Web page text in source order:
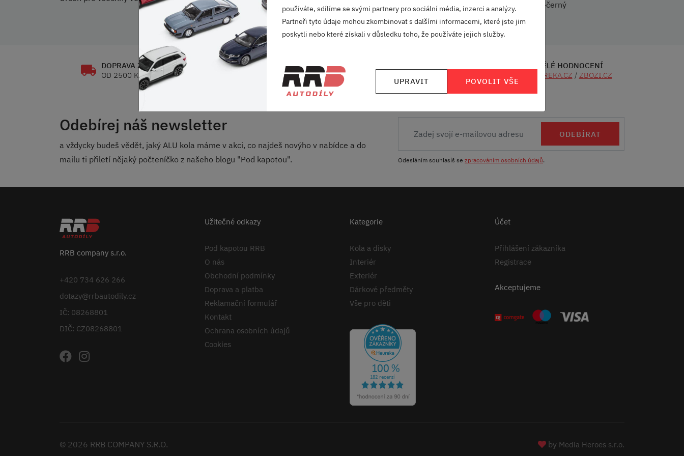
Barva: Stříbrno-černý
DOPRAVA ZDARMA
OD 2500 KČ
VELKÝ VÝBĚR
ZNAČEK
SKVĚLÉ HODNOCENÍ
HEUREKA.CZ / ZBOZI.CZ
Odebírej náš newsletter
a vždycky budeš vědět, jaký ALU kola máme v akci, co najdeš novýho v nabídce a do
mailu ti přiletí nějaký počteníčko z našeho blogu "Pod kapotou".
ODEBÍRAT
Odesláním souhlasíš se zpracováním osobních údajů.
RRB company s.r.o.
+420 734 626 266
dotazy@rrbautodily.cz
IČ: 08268801
DIČ: CZ08268801
Užitečné odkazy
Pod kapotou RRB
O nás
Obchodní podmínky
Doprava a platba
Reklamační formulář
Kontakt
Ochrana osobních údajů
Cookies
Kategorie
Kola a disky
Interiér
Exteriér
Dárkové předměty
Vše pro děti
Účet
Přihlášení zákazníka
Registrace
Akceptujeme
© 2026 RRB COMPANY S.R.O. by Media Heroes s.r.o.
používáte, sdílíme se svými partnery pro sociální média, inzerci a analýzy.
Partneři tyto údaje mohou zkombinovat s dalšími informacemi, které jste jim
poskytli nebo které získali v důsledku toho, že používáte jejich služby.
UPRAVIT POVOLIT VŠE